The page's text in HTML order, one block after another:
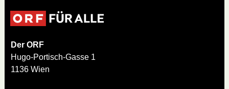
Der ORF
Hugo-Portisch-Gasse 1
1136 Wien